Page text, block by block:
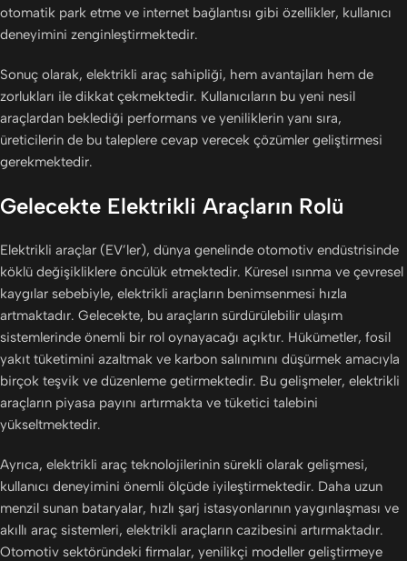
otomatik park etme ve internet bağlantısı gibi özellikler, kullanıcı
deneyimini zenginleştirmektedir.
Sonuç olarak, elektrikli araç sahipliği, hem avantajları hem de
zorlukları ile dikkat çekmektedir. Kullanıcıların bu yeni nesil
araçlardan beklediği performans ve yeniliklerin yanı sıra,
üreticilerin de bu taleplere cevap verecek çözümler geliştirmesi
gerekmektedir.
Gelecekte Elektrikli Araçların Rolü
Elektrikli araçlar (EV’ler), dünya genelinde otomotiv endüstrisinde
köklü değişikliklere öncülük etmektedir. Küresel ısınma ve çevresel
kaygılar sebebiyle, elektrikli araçların benimsenmesi hızla
artmaktadır. Gelecekte, bu araçların sürdürülebilir ulaşım
sistemlerinde önemli bir rol oynayacağı açıktır. Hükümetler, fosil
yakıt tüketimini azaltmak ve karbon salınımını düşürmek amacıyla
birçok teşvik ve düzenleme getirmektedir. Bu gelişmeler, elektrikli
araçların piyasa payını artırmakta ve tüketici talebini
yükseltmektedir.
Ayrıca, elektrikli araç teknolojilerinin sürekli olarak gelişmesi,
kullanıcı deneyimini önemli ölçüde iyileştirmektedir. Daha uzun
menzil sunan bataryalar, hızlı şarj istasyonlarının yaygınlaşması ve
akıllı araç sistemleri, elektrikli araçların cazibesini artırmaktadır.
Otomotiv sektöründeki firmalar, yenilikçi modeller geliştirmeye